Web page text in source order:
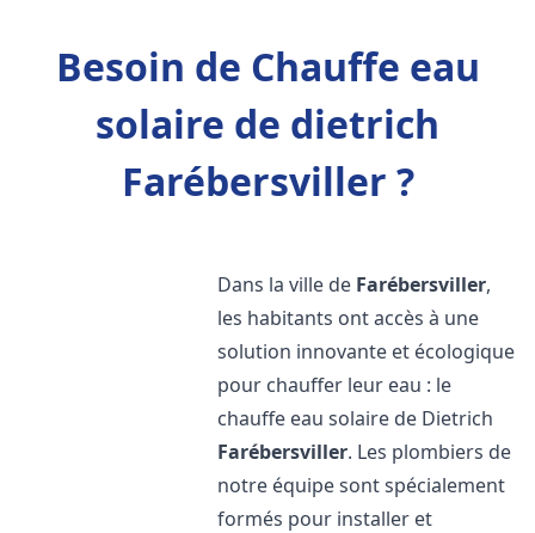
Besoin de Chauffe eau
solaire de dietrich
Farébersviller ?
Dans la ville de Farébersviller,
les habitants ont accès à une
solution innovante et écologique
pour chauffer leur eau : le
chauffe eau solaire de Dietrich
Farébersviller. Les plombiers de
notre équipe sont spécialement
formés pour installer et